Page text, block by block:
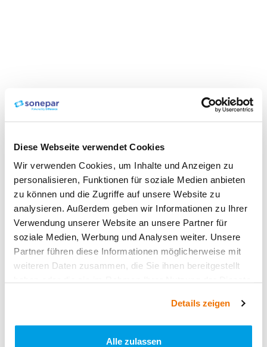
Diese Webseite verwendet Cookies
Wir verwenden Cookies, um Inhalte und Anzeigen zu
personalisieren, Funktionen für soziale Medien anbieten
zu können und die Zugriffe auf unsere Website zu
analysieren. Außerdem geben wir Informationen zu Ihrer
Verwendung unserer Website an unsere Partner für
soziale Medien, Werbung und Analysen weiter. Unsere
Partner führen diese Informationen möglicherweise mit
weiteren Daten zusammen, die Sie ihnen bereitgestellt
Details zeigen
Alle zulassen